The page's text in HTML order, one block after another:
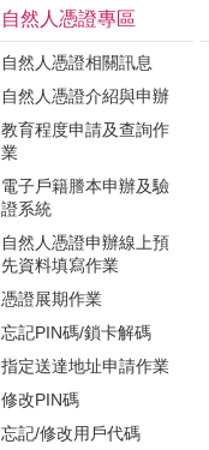
自然人憑證專區
自然人憑證相關訊息
自然人憑證介紹與申辦
教育程度申請及查詢作
業
電子戶籍謄本申辦及驗
證系統
自然人憑證申辦線上預
先資料填寫作業
憑證展期作業
忘記PIN碼/鎖卡解碼
指定送達地址申請作業
修改PIN碼
忘記/修改用戶代碼